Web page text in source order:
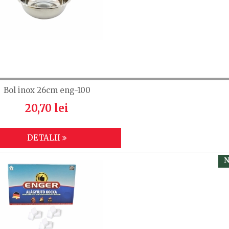
Bol inox 26cm eng-100
20,70 lei
DETALII